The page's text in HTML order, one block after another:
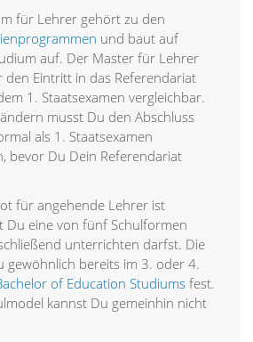
für Lehrer gehört zu den
und baut auf
auf. Der Master für Lehrer
Eintritt in das Referendariat
1. Staatsexamen vergleichbar.
musst Du den Abschluss
als 1. Staatsexamen
bevor Du Dein Referendariat
für angehende Lehrer ist
Du eine von fünf Schulformen
unterrichten darfst. Die
gewöhnlich bereits im 3. oder 4.
of Education Studiums fest.
kannst Du gemeinhin nicht